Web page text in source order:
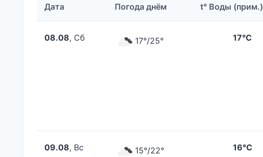
Дата Погода днём t° Воды (прим.)
08.08, Сб 17°/25° 17°C
09.08, Вс 15°/22° 16°C